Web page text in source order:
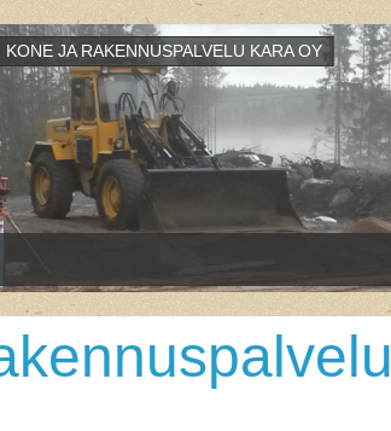
KONE JA RAKENNUSPALVELU KARA OY